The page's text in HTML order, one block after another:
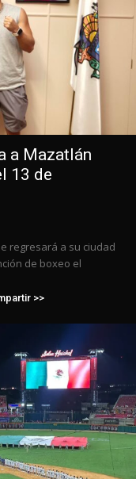
a Mazatlán
13 de
regresará a su ciudad
de boxeo el
>>